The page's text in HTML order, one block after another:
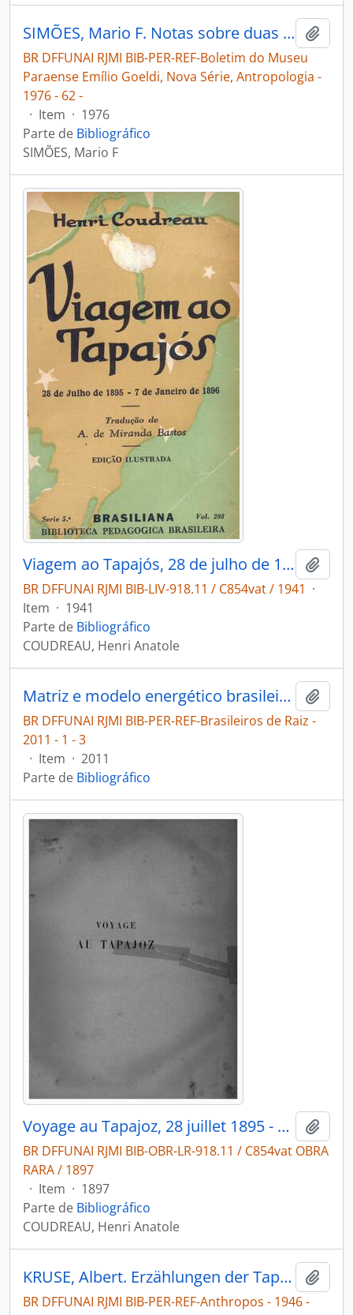
SIMÕES, Mario F. Notas sobre duas pontas-de-projétil da Bacia do Tapajós [Pará] [Boletim do Museu Paraense Emílio Goeldi, Nova Série, Antropologia]
BR DFFUNAI RJMI BIB-PER-REF-Boletim do Museu
Paraense Emílio Goeldi, Nova Série, Antropologia -
1976 - 62 -
· Item · 1976
Parte de Bibliográfico
SIMÕES, Mario F
Viagem ao Tapajós, 28 de julho de 1895 - 7 de Janeiro de 1896
BR DFFUNAI RJMI BIB-LIV-918.11 / C854vat / 1941 ·
Item · 1941
Parte de Bibliográfico
COUDREAU, Henri Anatole
Matriz e modelo energético brasileiro: discussão inadiável [Brasileiros de Raiz]
BR DFFUNAI RJMI BIB-PER-REF-Brasileiros de Raiz -
2011 - 1 - 3
· Item · 2011
Parte de Bibliográfico
Voyage au Tapajoz, 28 juillet 1895 - 7 janvier 1896
BR DFFUNAI RJMI BIB-OBR-LR-918.11 / C854vat OBRA
RARA / 1897
· Item · 1897
Parte de Bibliográfico
COUDREAU, Henri Anatole
KRUSE, Albert. Erzählungen der Tapajoz-Mundurukú [1] [Anthropos]
BR DFFUNAI RJMI BIB-PER-REF-Anthropos - 1946 -